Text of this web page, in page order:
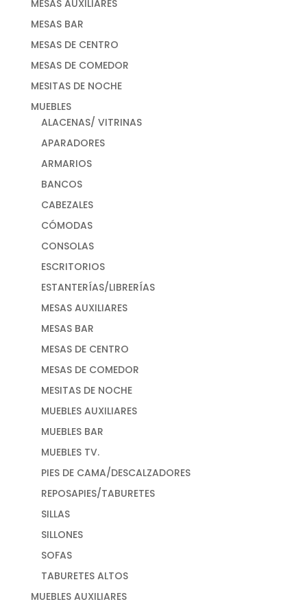
MESAS AUXILIARES
MESAS BAR
MESAS DE CENTRO
MESAS DE COMEDOR
MESITAS DE NOCHE
MUEBLES
ALACENAS/ VITRINAS
APARADORES
ARMARIOS
BANCOS
CABEZALES
CÓMODAS
CONSOLAS
ESCRITORIOS
ESTANTERÍAS/LIBRERÍAS
MESAS AUXILIARES
MESAS BAR
MESAS DE CENTRO
MESAS DE COMEDOR
MESITAS DE NOCHE
MUEBLES AUXILIARES
MUEBLES BAR
MUEBLES TV.
PIES DE CAMA/DESCALZADORES
REPOSAPIES/TABURETES
SILLAS
SILLONES
SOFAS
TABURETES ALTOS
MUEBLES AUXILIARES